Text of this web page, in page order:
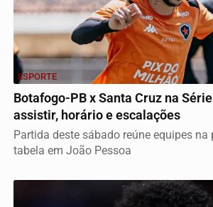
ESPORTE
Botafogo-PB x Santa Cruz na
assistir, horário e escalações
Partida deste sábado reúne equipes na
tabela em João Pessoa